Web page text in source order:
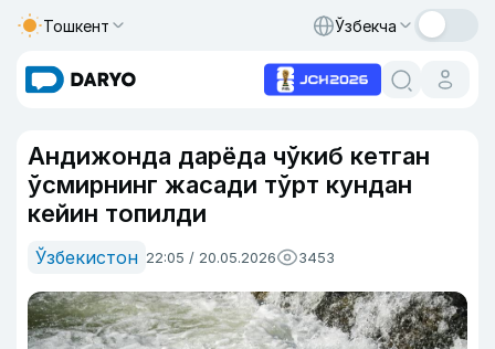
Тошкент Ўзбекча
Андижонда дарёда чўкиб кетган
ўсмирнинг жасади тўрт кундан
кейин топилди
Ўзбекистон 22:05 / 20.05.2026 3453